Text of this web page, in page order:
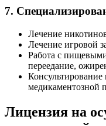
7.
Лечение
Лечение игровой
Работа с
переедание,
медикаментозной
Лицензия на